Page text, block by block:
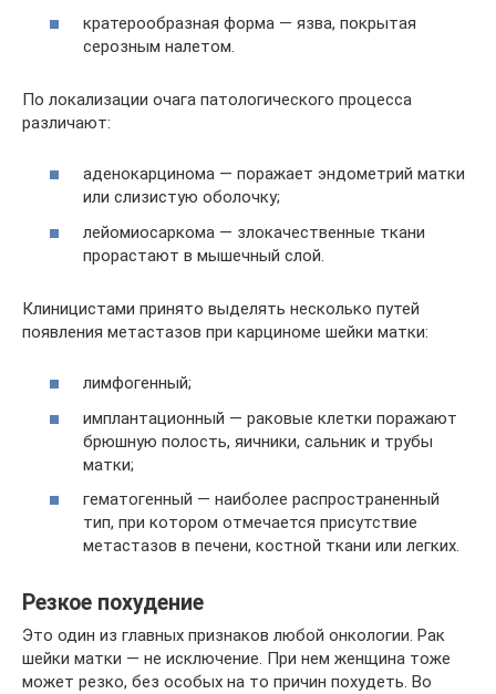
кратерообразная форма — язва, покрытая
серозным налетом.
По локализации очага патологического процесса
различают:
аденокарцинома — поражает эндометрий матки
или слизистую оболочку;
лейомиосаркома — злокачественные ткани
прорастают в мышечный слой.
Клиницистами принято выделять несколько путей
появления метастазов при карциноме шейки матки:
лимфогенный;
имплантационный — раковые клетки поражают
брюшную полость, яичники, сальник и трубы
матки;
гематогенный — наиболее распространенный
тип, при котором отмечается присутствие
метастазов в печени, костной ткани или легких.
Резкое похудение
Это один из главных признаков любой онкологии. Рак
шейки матки — не исключение. При нем женщина тоже
может резко, без особых на то причин похудеть. Во